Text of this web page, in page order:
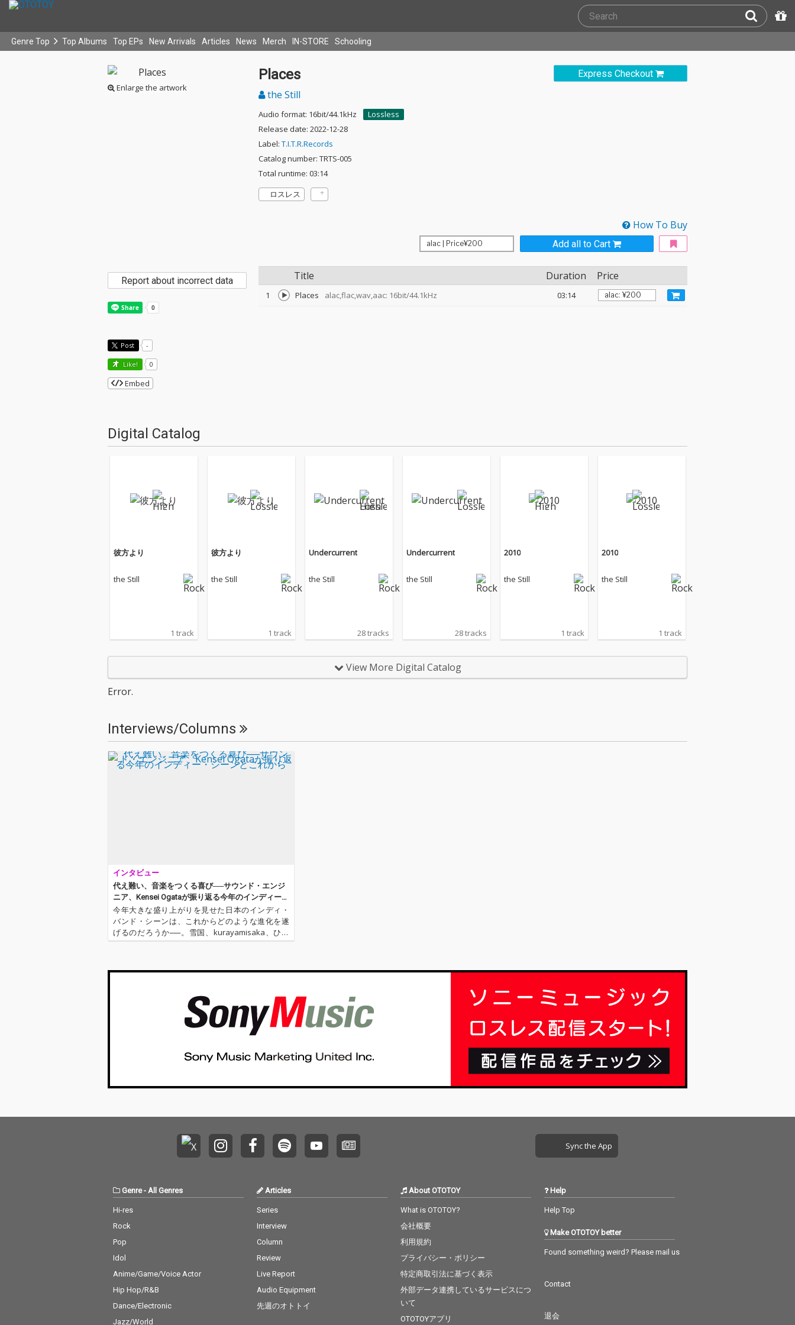
Genre Top Top Albums Top EPs New Arrivals Articles News Merch IN-STORE Schooling
Enlarge the artwork
Express Checkout
Places
the Still
Audio format: 16bit/44.1kHz
Lossless
Release date: 2022-12-28
Label: T.I.T.R.Records
Catalog number: TRTS-005
Total runtime: 03:14
ロスレス
How To Buy
Add all to Cart
Title Duration Price
1 Places alac,flac,wav,aac: 16bit/44.1kHz 03:14
Report about incorrect data
Post -
Like! 0
Embed
Digital Catalog
彼方より
the Still
1 track
彼方より
the Still
1 track
Undercurrent
the Still
28 tracks
Undercurrent
the Still
28 tracks
2010
the Still
1 track
2010
the Still
1 track
View More Digital Catalog
Error.
Interviews/Columns
インタビュー
代え難い、音楽をつくる喜び──サウンド・エンジ
ニア、Kensei Ogataが振り返る今年のインディー・
シーンとこれから
今年大きな盛り上がりを見せた日本のインディ・
バンド・シーンは、これからどのような進化を遂
げるのだろうか──。雪国、kurayamisaka、ひと
ひら、sidenerdsなど、さまざまなバンドが作品集
Sync the App
Genre- All Genres
Hi-res
Rock
Pop
Idol
Anime/Game/Voice Actor
Hip Hop/R&B
Dance/Electronic
Jazz/World
Articles
Series
Interview
Column
Review
Live Report
Audio Equipment
先週のオトトイ
About OTOTOY
What is OTOTOY?
会社概要
利用規約
プライバシー・ポリシー
特定商取引法に基づく表示
外部データ連携しているサービスにつ
いて
OTOTOYアプリ
Help
Help Top
Make OTOTOY better
Found something weird? Please mail us
Contact
退会